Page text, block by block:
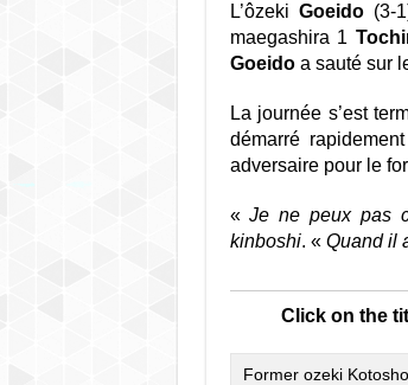
L’ôzeki Goeido(3-
maegashira 1
Goeidoa sauté sur
La journée s’est
démarré
adversaire pour le
«Je ne peux pas
kinboshi. « Quand il
Click on the
Former ozeki